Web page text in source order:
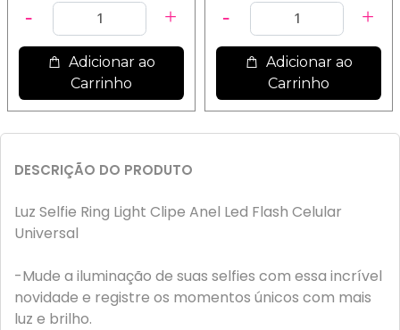
Adicionar ao
Carrinho
Adicionar ao
Carrinho
DESCRIÇÃO DO PRODUTO
Luz Selfie Ring Light Clipe Anel Led Flash Celular
Universal
-Mude a iluminação de suas selfies com essa incrível
novidade e registre os momentos únicos com mais
luz e brilho.